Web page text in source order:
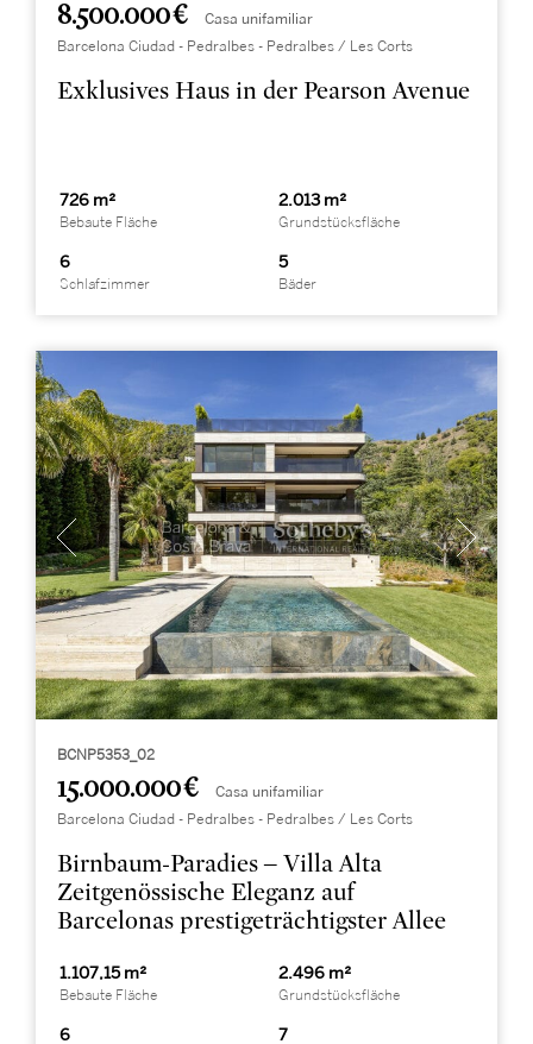
8.500.000 € Casa unifamiliar
Barcelona Ciudad - Pedralbes - Pedralbes / Les Corts
Exklusives Haus in der Pearson Avenue
726 m²
Bebaute Fläche
2.013 m²
Grundstücksfläche
6
Schlafzimmer
5
Bäder
BCNP5353_02
15.000.000 € Casa unifamiliar
Barcelona Ciudad - Pedralbes - Pedralbes / Les Corts
Birnbaum-Paradies – Villa Alta
Zeitgenössische Eleganz auf
Barcelonas prestigeträchtigster Allee
1.107,15 m²
Bebaute Fläche
2.496 m²
Grundstücksfläche
6 7